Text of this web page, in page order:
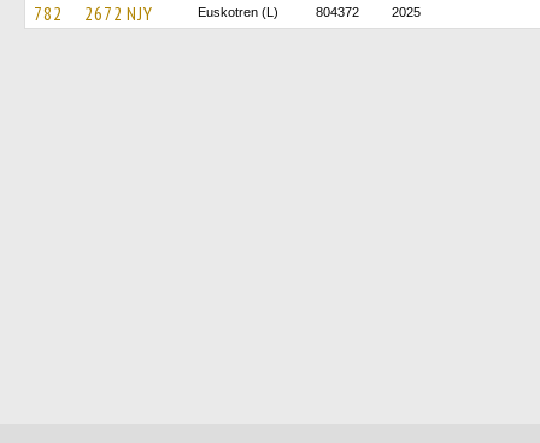
782 2672 NJY Euskotren (L) 804372 2025